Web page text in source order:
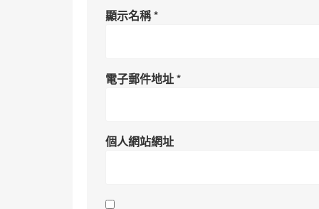
顯示名稱*
電子郵件地址*
個人網站網址